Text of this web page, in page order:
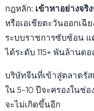
กฎหลัก: เข้าหาอย่างจริง
หรือเอเชียตะวันออกเ
ระบบราชการซับซ้อน แ
ได้ระดับ 115+ พันล้านด
บริษัทจีนที่เข้าสู่ตลาดรั
ใน 5-10 ปีจะครองในช่
จะไม่เกิดขึ้นอีก